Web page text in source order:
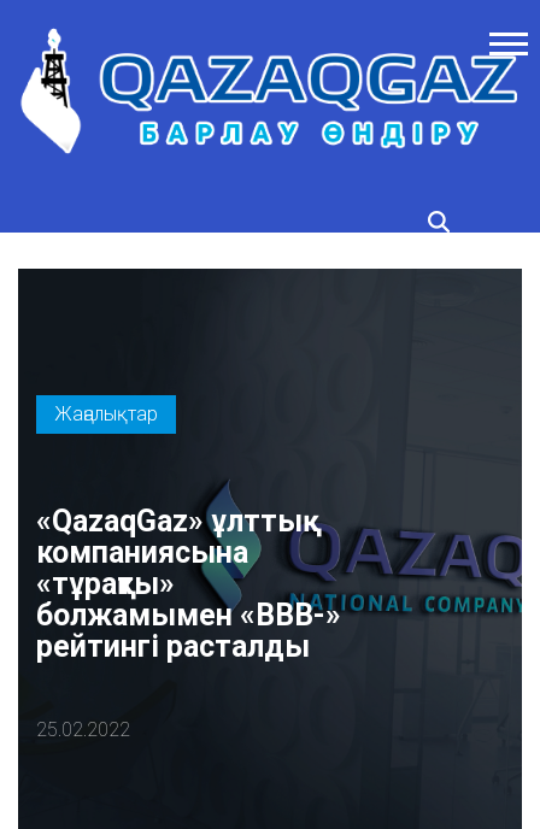
Жаңалықтар
«QazaqGaz» ұлттық
компаниясына
«тұрақты»
болжамымен «BBB-»
рейтингі расталды
25.02.2022